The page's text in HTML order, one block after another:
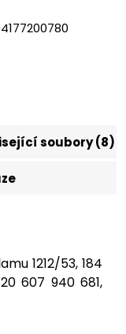
soubory (8)
1212/53, 184
607 940 681,